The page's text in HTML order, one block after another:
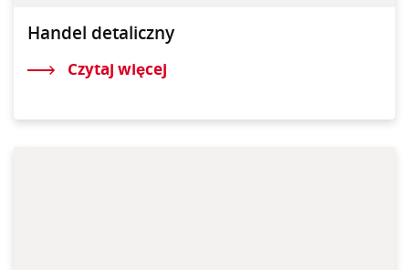
Handel detaliczny
Czytaj więcej